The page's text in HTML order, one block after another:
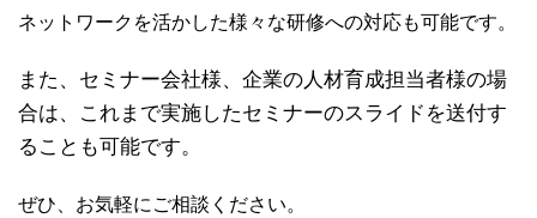
ネットワークを活かした様々な研修への対応も可能です。
また、セミナー会社様、企業の人材育成担当者様の場
合は、これまで実施したセミナーのスライドを送付す
ることも可能です。
ぜひ、お気軽にご相談ください。